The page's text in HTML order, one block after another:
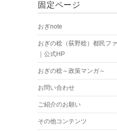
固定ページ
おぎnote
おぎの稔（荻野稔）都民フ
｜公式HP
おぎの稔～政策マンガ～
お問い合わせ
ご紹介のお願い
その他コンテンツ